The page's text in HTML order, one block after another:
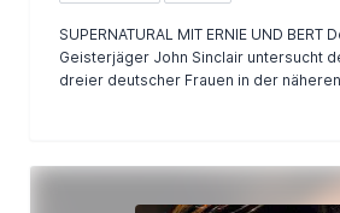
SUPERNATURAL MIT ERNIE UND BERT
Geisterjäger John Sinclair untersucht
dreier deutscher Frauen in der